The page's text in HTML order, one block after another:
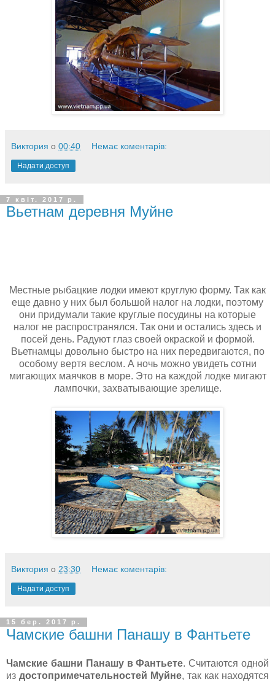
Виктория о 00:40 Немає коментарів:
Надати доступ
7 квіт. 2017 р.
Вьетнам деревня Муйне
Местные рыбацкие лодки имеют круглую форму. Так как
еще давно у них был большой налог на лодки, поэтому
они придумали такие круглые посудины на которые
налог не распространялся. Так они и остались здесь и
посей день. Радуют глаз своей окраской и формой.
Вьетнамцы довольно быстро на них передвигаются, по
особому вертя веслом. А ночь можно увидеть сотни
мигающих маячков в море. Это на каждой лодке мигают
лампочки, захватывающие зрелище.
Виктория о 23:30 Немає коментарів:
Надати доступ
15 бер. 2017 р.
Чамские башни Панашу в Фантьете
Чамские башни Панашу в Фантьете. Считаются одной
из достопримечательностей Муйне, так как находятся